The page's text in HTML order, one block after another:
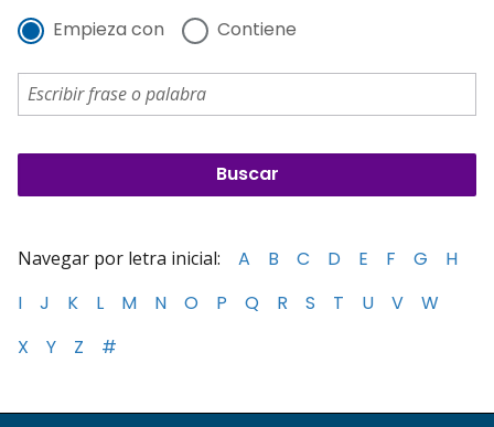
Empieza con Contiene
Navegar por letra inicial: A B C D E F G
H
I
J K L M N O P Q R S T U V
W
X
Y Z #